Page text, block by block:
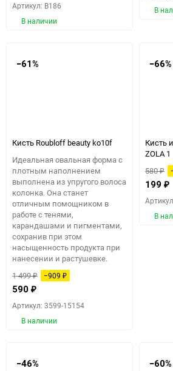
Артикул: B186
В наличии
В
−61%
Кисть Roubloff beauty ko10f
Идеальная овальная форма с
плотным наполнением
выполнена из упругого волоса
колонка. Она станет
отличным помощником в
работе с тенями,
карандашами и пигментами,
сохранив при этом
насыщенность продукта при
нанесении и растушевке.
1 499₽ −909 ₽
590 ₽
Артикул: 3599-15154
В наличии
−66%
Кисть
ZOLA 1
580₽
199 ₽
В
−46% −60%